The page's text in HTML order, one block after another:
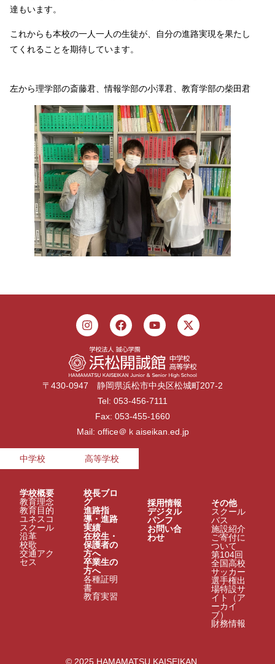
達もいます。
これからも本校の一人一人の生徒が、自分の進路実現を果たし
てくれることを期待しています。
左から理学部の斎藤君、情報学部の小澤君、教育学部の柴田君
〒430-0947 静岡県浜松市中央区松城町207-2
Tel: 053-456-7111
Fax: 053-455-1660
Mail: office＠ｋaiseikan.ed.jp
中学校 高等学校
学校概要
教育理念
教育目的
ユネスコ
スクール
沿革
校歌
交通アク
セス
校長ブロ
グ
進路指
導・進路
実績
在校生・
保護者の
方へ
卒業生の
方へ
各種証明
書
教育実習
採用情報
デジタル
パンフ
お問い合
わせ
その他
スクール
バス
施設紹介
ご寄付に
ついて
第104回
全国高校
サッカー
選手権出
場特設サ
イト（ア
ーカイ
ブ）
財務情報
© 2025 HAMAMATSU KAISEIKAN.